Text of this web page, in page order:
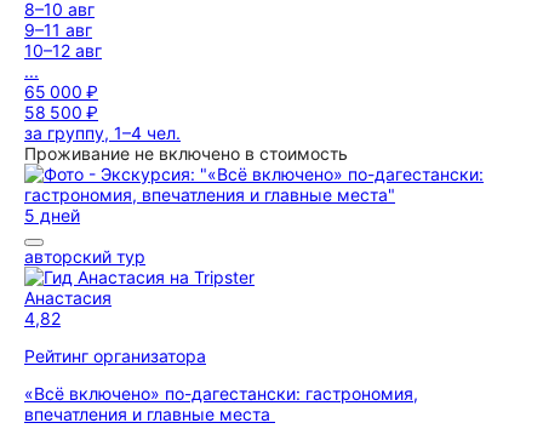
8–10 авг
9–11 авг
10–12 авг
...
65 000 ₽
58 500 ₽
за группу, 1–4 чел.
Проживание не включено в стоимость
5 дней
авторский тур
Анастасия
4,82
Рейтинг организатора
«Всё включено» по-дагестански: гастрономия,
впечатления и главные места